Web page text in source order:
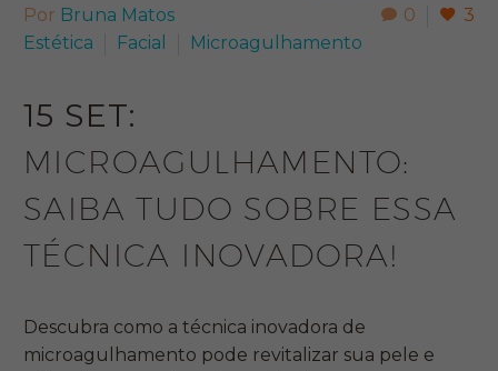
0 3
Por Bruna Matos
Estética
Facial Microagulhamento
15 SET:
MICROAGULHAMENTO:
SAIBA TUDO SOBRE ESSA
TÉCNICA INOVADORA!
Descubra como a técnica inovadora de
microagulhamento pode revitalizar sua pele e